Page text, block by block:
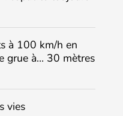
à 100 km/h en
grue à… 30 mètres
vies